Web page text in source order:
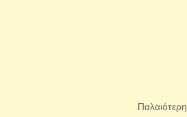
Παλαιότερη